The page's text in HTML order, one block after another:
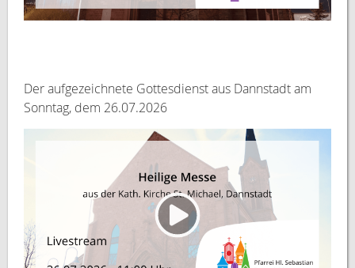
Der aufgezeichnete Gottesdienst aus Dannstadt am
Sonntag, dem 26.07.2026